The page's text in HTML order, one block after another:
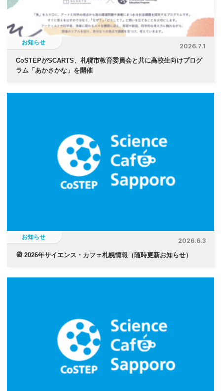
ン
お知らせ
2026.7.1
CoSTEPがSCARTS、札幌市教育委員会と共に高校生向けプログ
ラム「あかさかな」を開催
お知らせ
2026.6.3
🧭 2026年サイエンス・カフェ札幌情報（随時更新お知らせ）